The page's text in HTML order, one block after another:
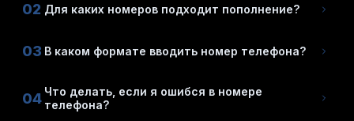
02 Для каких номеров подходит пополнение?
03 В каком формате вводить номер телефона?
04 Что делать, если я ошибся в номере
телефона?